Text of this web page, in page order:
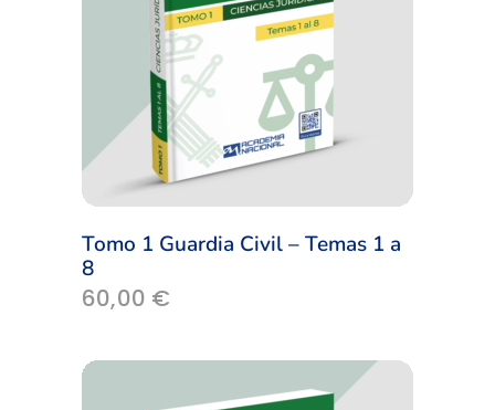
Tomo 1 Guardia Civil – Temas 1 a
8
60,00 €